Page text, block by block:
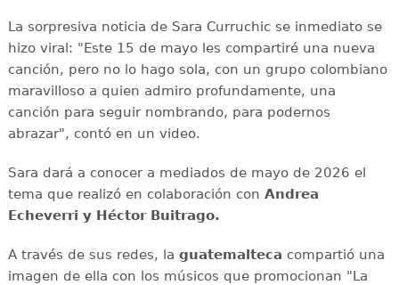
La sorpresiva noticia de Sara Curruchic se inmediato se
hizo viral: "Este 15 de mayo les compartiré una nueva
canción, pero no lo hago sola, con un grupo colombiano
maravilloso a quien admiro profundamente, una
canción para seguir nombrando, para podernos
abrazar", contó en un video.
Sara dará a conocer a mediados de mayo de 2026 el
tema que realizó en colaboración con Andrea
Echeverri y Héctor Buitrago.
A través de sus redes, la guatemalteca compartió una
imagen de ella con los músicos que promocionan "La